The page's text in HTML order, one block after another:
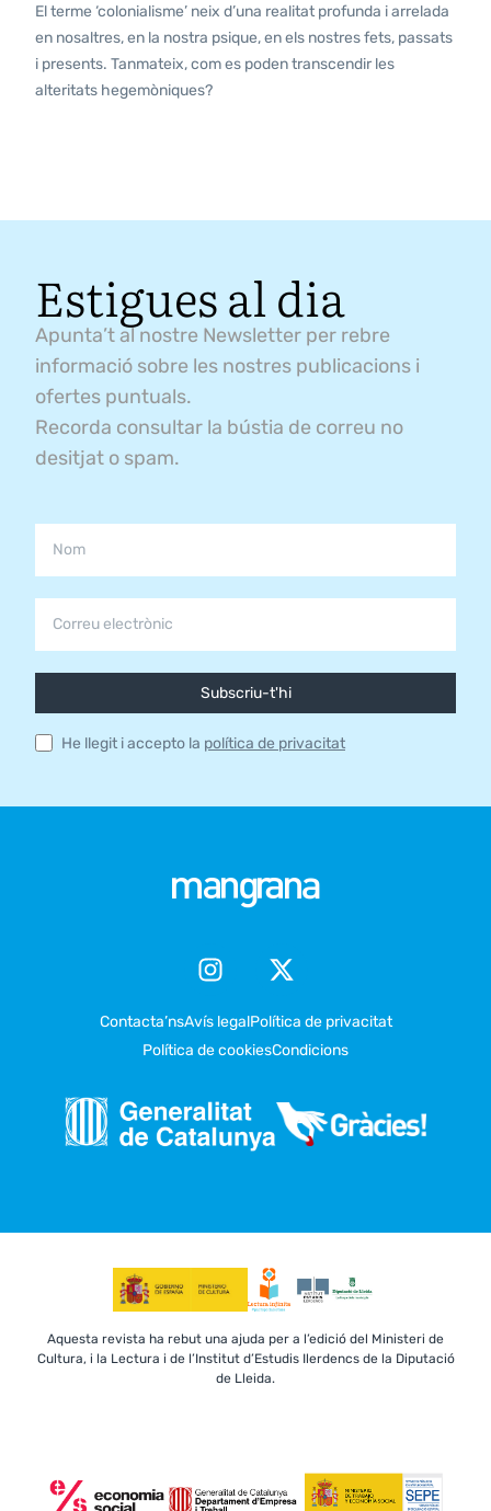
El terme ‘colonialisme’ neix d’una realitat profunda i arrelada
en nosaltres, en la nostra psique, en els nostres fets, passats
i presents. Tanmateix, com es poden transcendir les
alteritats hegemòniques?
Estigues al dia
Apunta’t al nostre Newsletter per rebre
informació sobre les nostres publicacions i
ofertes puntuals.
Recorda consultar la bústia de correu no
desitjat o spam.
Subscriu-t'hi
He llegit i accepto la política de privacitat
Contacta’nsAvís legalPolítica de privacitat
Política de cookiesCondicions
Aquesta revista ha rebut una ajuda per a l’edició del Ministeri de
Cultura, i la Lectura i de l’Institut d’Estudis Ilerdencs de la Diputació
de Lleida.